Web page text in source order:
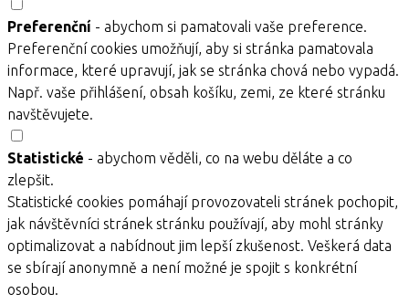
Preferenční - abychom si pamatovali vaše preference.
Preferenční cookies umožňují, aby si stránka pamatovala
informace, které upravují, jak se stránka chová nebo vypadá.
Např. vaše přihlášení, obsah košíku, zemi, ze které stránku
navštěvujete.
Statistické - abychom věděli, co na webu děláte a co
zlepšit.
Statistické cookies pomáhají provozovateli stránek pochopit,
jak návštěvníci stránek stránku používají, aby mohl stránky
optimalizovat a nabídnout jim lepší zkušenost. Veškerá data
se sbírají anonymně a není možné je spojit s konkrétní
osobou.